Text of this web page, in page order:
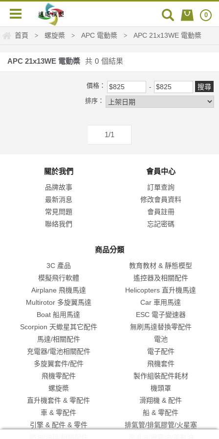
0
首頁 > 螺旋槳 > APC 電動槳 > APC 21x13WE 電動槳
APC 21x13WE 電動槳 共 0 個結果
價格：
排序：
1/1
關於我們
品牌故事
最新消息
常見問題
聯絡我們
會員中心
訂單查詢
修改會員資料
會員註冊
忘記密碼
商品分類
3C 產品
教育教材 & 靜態模型
模擬飛行軟體
遙控器及相關配件
Airplane 飛機馬達
Helicopters 直升機馬達
Multirotor 多旋翼馬達
Car 車用馬達
Boat 船用馬達
ESC 電子變速器
Scorpion 天蠍星其它配件
無刷馬達替換零配件
馬達/相關配件
電池
充電器/電池相關配件
電子配件
多旋翼套件/配件
飛機套件
飛機零配件
製作組裝配件耗材
螺旋槳
機頭罩
直升機套件 & 零配件
滑翔機 & 配件
車 & 零配件
船 & 零配件
引擎 & 配件 & 零件
排氣管/排氣膠管/火星塞